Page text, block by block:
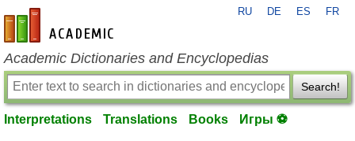
en-academic.com
RU DE ES FR
Academic Dictionaries and Encyclopedias
Search!
Interpretations Translations Books Игры ⚽